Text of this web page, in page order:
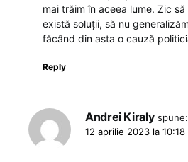
mai trăim în aceea lume. Zic
există soluții, să nu
făcând din asta o cauză
Reply
Andrei Kiraly spune:
12 aprilie 2023 la 10:18